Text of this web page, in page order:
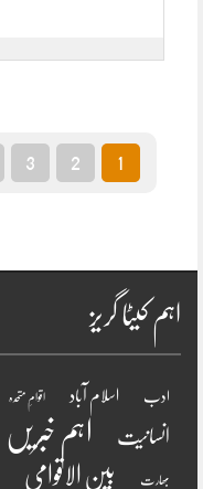
1
2
3
اہم کیٹا گریز
ادب اسلام آباد اقوامِ متحدہ
انسانیت اہم خبریں
بھارت بین الاقوامی